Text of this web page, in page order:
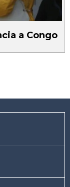
a Congo